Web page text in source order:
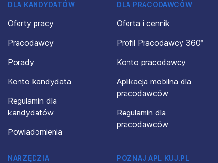
DLA KANDYDATÓW
Oferty pracy
Pracodawcy
Porady
Konto kandydata
Regulamin dla
kandydatów
Powiadomienia
DLA PRACODAWCÓW
Oferta i cennik
Profil Pracodawcy 360°
Konto pracodawcy
Aplikacja mobilna dla
pracodawców
Regulamin dla
pracodawców
NARZĘDZIA
POZNAJ APLIKUJ.PL